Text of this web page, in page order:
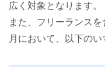
広く対象となります。
また、フリーランス
月において、以下のい